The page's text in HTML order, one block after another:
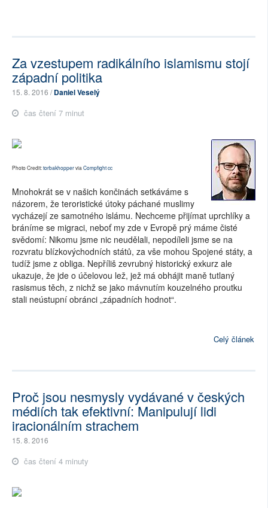
Za vzestupem radikálního islamismu stojí
západní politika
15. 8. 2016 /Daniel Veselý
čas čtení 7 minut
Photo Credit:torbakhoppervia Compfightcc
Mnohokrát se v našich končinách setkáváme s
názorem, že teroristické útoky páchané muslimy
vycházejí ze samotného islámu. Nechceme přijímat uprchlíky a
bráníme se migraci, neboť my zde v Evropě prý máme čisté
svědomí: Nikomu jsme nic neudělali, nepodíleli jsme se na
rozvratu blízkovýchodních států, za vše mohou Spojené státy, a
tudíž jsme z obliga. Nepříliš zevrubný historický exkurz ale
ukazuje, že jde o účelovou lež, jež má obhájit maně tutlaný
rasismus těch, z nichž se jako mávnutím kouzelného proutku
stali neústupní obránci „západních hodnot“.
Celý článek
Proč jsou nesmysly vydávané v českých
médiích tak efektivní: Manipulují lidi
iracionálním strachem
15. 8. 2016
čas čtení 4 minuty